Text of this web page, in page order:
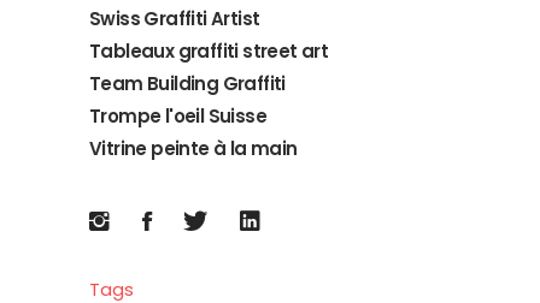
Swiss Graffiti Artist
Tableaux graffiti street art
Team Building Graffiti
Trompe l'oeil Suisse
Vitrine peinte à la main
Tags